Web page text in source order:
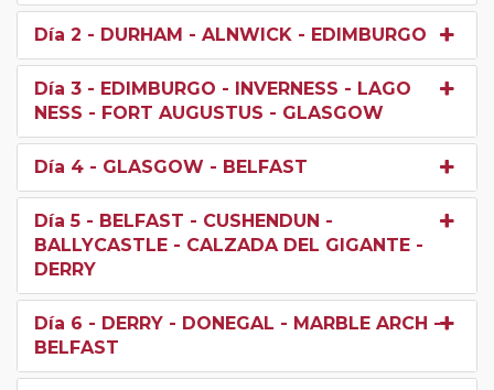
Día 2 - DURHAM - ALNWICK - EDIMBURGO
Día 3 - EDIMBURGO - INVERNESS - LAGO
NESS - FORT AUGUSTUS - GLASGOW
Día 4 - GLASGOW - BELFAST
Día 5 - BELFAST - CUSHENDUN -
BALLYCASTLE - CALZADA DEL GIGANTE -
DERRY
Día 6 - DERRY - DONEGAL - MARBLE ARCH -
BELFAST